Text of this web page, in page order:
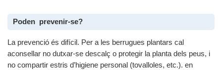
Poden prevenir-se?
La prevenció és difícil. Per a les berrugues plantars cal
aconsellar no dutxar-se descalç o protegir la planta dels peus, i
no compartir estris d’higiene personal (tovalloles, etc.). en